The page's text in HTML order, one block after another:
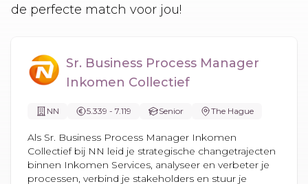
de perfecte match voor jou!
Sr. Business Process Manager
Inkomen Collectief
NN 5.339 - 7.119 Senior The Hague
Als Sr. Business Process Manager Inkomen
Collectief bij NN leid je strategische changetrajecten
binnen Inkomen Services, analyseer en verbeter je
processen, verbind je stakeholders en stuur je